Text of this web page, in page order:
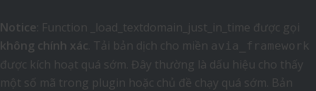
Notice: Function _load_textdomain_just_in_time được gọi
không chính xác. Tải bản dịch cho miền avia_framework
được kích hoạt quá sớm. Đây thường là dấu hiệu cho thấy
một số mã trong plugin hoặc chủ đề chạy quá sớm. Bản